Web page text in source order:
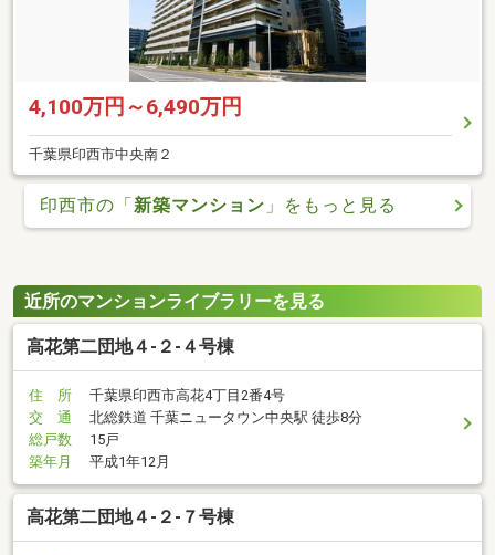
4,100万円～6,490万円
千葉県印西市中央南２
印西市の「 新築マンション 」をもっと見る
近所のマンションライブラリーを見る
高花第二団地４-２-４号棟
住 所
千葉県印西市高花4丁目2番4号
交 通
北総鉄道 千葉ニュータウン中央駅 徒歩8分
総戸数
15戸
築年月
平成1年12月
高花第二団地４-２-７号棟